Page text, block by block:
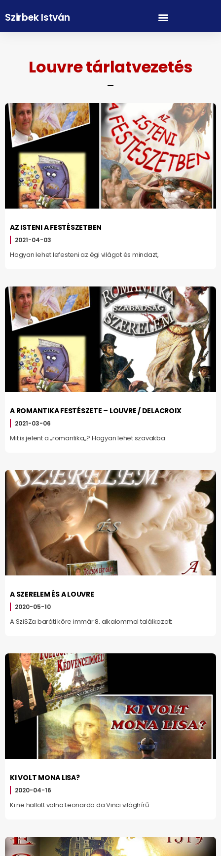
Szirbek István
Louvre tárlatvezetés
AZ ISTENI A FESTÉSZETBEN
2021-04-03
Hogyan lehet lefesteni az égi világot és mindazt,
A ROMANTIKA FESTÉSZETE – LOUVRE / DELACROIX
2021-03-06
Mit is jelent a „romantika„? Hogyan lehet szavakba
A SZERELEM ÉS A LOUVRE
2020-05-10
A SziSZa baráti köre immár 8. alkalommal találkozott
KI VOLT MONA LISA?
2020-04-16
Ki ne hallott volna Leonardo da Vinci világhírű